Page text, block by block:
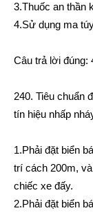
3.Thuốc an thần
4.Sử dụng ma
Câu trả lời đúng:
240. Tiêu chuẩn
tín hiệu nhấp
1.Phải đặt biển
trí cách 200m,
chiếc xe đấy.
2.Phải đặt biển